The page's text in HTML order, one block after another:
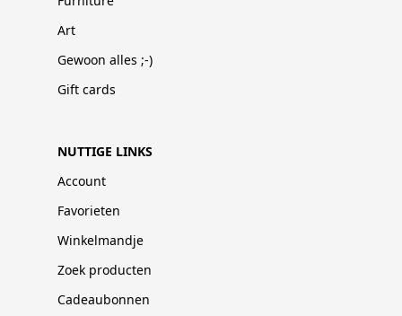
Art
Gewoon alles ;-)
Gift cards
NUTTIGE LINKS
Account
Favorieten
Winkelmandje
Zoek producten
Cadeaubonnen